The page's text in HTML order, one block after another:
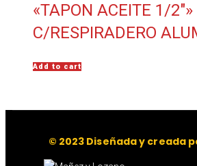
«TAPON ACEITE 1/2″»
C/RESPIRADERO
Add to cart
© 2023 Diseñada y creada